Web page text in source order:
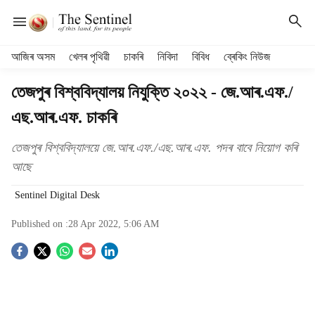
আজিৰ অসম খেলৰ পৃথিৱী চাকৰি নিবিদা বিবিধ ব্ৰেকিং নিউজ
তেজপুৰ বিশ্ববিদ্যালয় নিযুক্তি ২০২২ - জে.আৰ.এফ./
এছ.আৰ.এফ. চাকৰি
তেজপুৰ বিশ্ববিদ্যালয়ে জে.আৰ.এফ./এছ.আৰ.এফ. পদৰ বাবে নিয়োগ কৰি
আছে
Sentinel Digital Desk
Published on :28 Apr 2022, 5:06 AM
S